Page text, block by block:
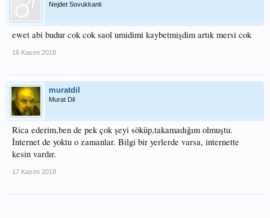
Nejdet Sovukkanlı
ewet abi budur cok cok saol umidimi kaybetmişdim artık mersi cok
16 Kasım 2018
muratdil
Murat Dil
Rica ederim,ben de pek çok şeyi söküp,takamadığım olmuştu.
İnternet de yoktu o zamanlar. Bilgi bir yerlerde varsa, internette
kesin vardır.
17 Kasım 2018